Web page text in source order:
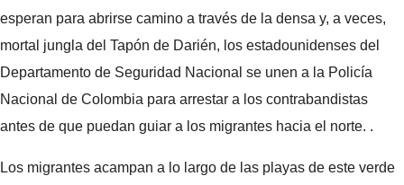
esperan para abrirse camino a través de la densa y, a veces,
mortal jungla del Tapón de Darién, los estadounidenses del
Departamento de Seguridad Nacional se unen a la Policía
Nacional de Colombia para arrestar a los contrabandistas
antes de que puedan guiar a los migrantes hacia el norte. .
Los migrantes acampan a lo largo de las playas de este verde